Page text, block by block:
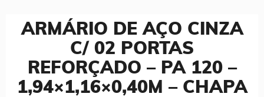
ARMÁRIO DE AÇO CINZA
C/ 02 PORTAS
REFORÇADO – PA 120 –
1,94×1,16×0,40M – CHAPA